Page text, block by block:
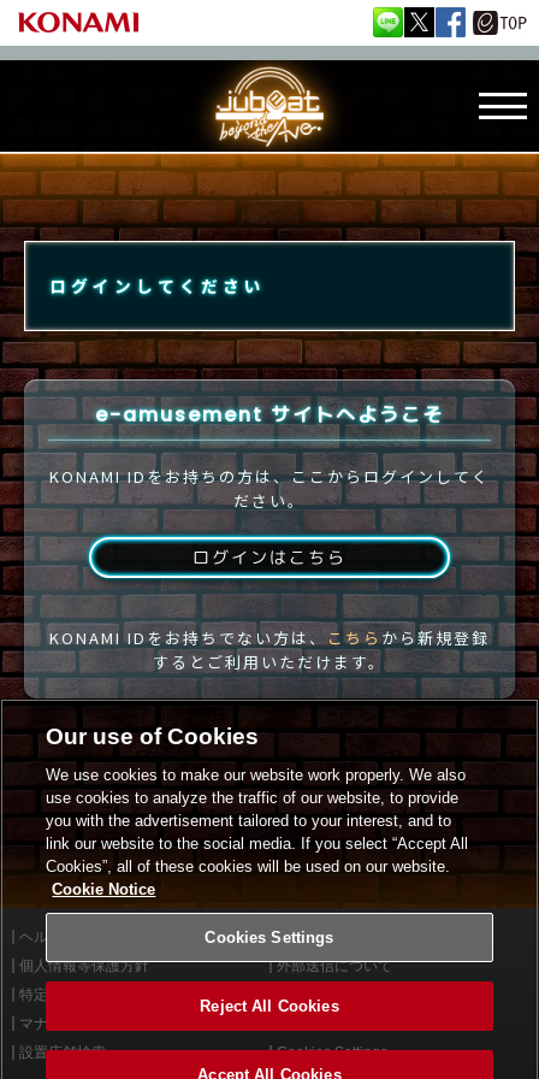
ログインしてください
e-amusement サイトへようこそ
KONAMI IDをお持ちの方は、ここからログインしてく
ださい。
ログインはこちら
KONAMI IDをお持ちでない方は、 こちらから新規登録
するとご利用いただけます。
ヘルプ
利用規約
個人情報等保護方針
外部送信について
特定商取引法に基づく表示
マナー＆ルール
設置店舗検索
Cookies Settings
Our use of Cookies
We use cookies to make our website work properly. We also
use cookies to analyze the traffic of our website, to provide
you with the advertisement tailored to your interest, and to
link our website to the social media. If you select “Accept All
Cookies”, all of these cookies will be used on our website.
Cookie Notice
Cookies Settings
Reject All Cookies
Accept All Cookies